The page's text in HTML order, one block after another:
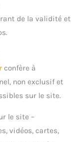
de la validité et
confère à
non exclusif et
sur le site.
le site –
vidéos, cartes,